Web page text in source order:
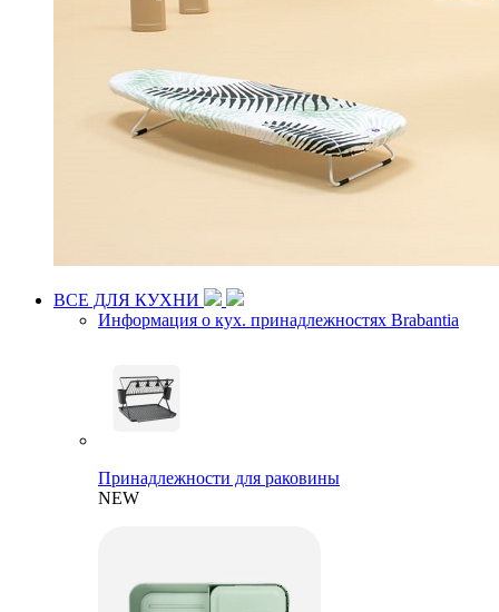
ВСЕ ДЛЯ КУХНИ
Информация о кух. принадлежностях Brabantia
Принадлежности для раковины
NEW